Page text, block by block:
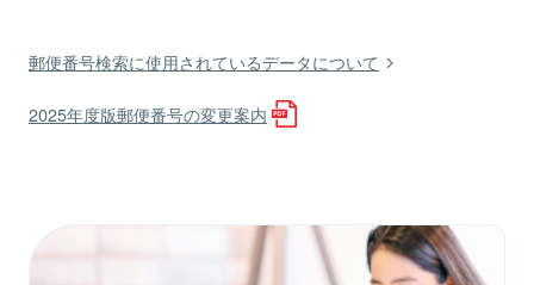
郵便番号検索に使用されているデータについて
2025年度版郵便番号の変更案内